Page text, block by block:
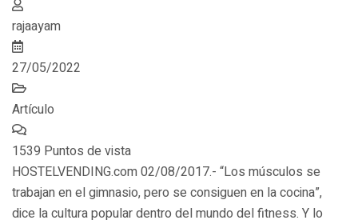
rajaayam
27/05/2022
Artículo
1539 Puntos de vista
HOSTELVENDING.com 02/08/2017.- “Los músculos se
trabajan en el gimnasio, pero se consiguen en la cocina”,
dice la cultura popular dentro del mundo del fitness. Y lo